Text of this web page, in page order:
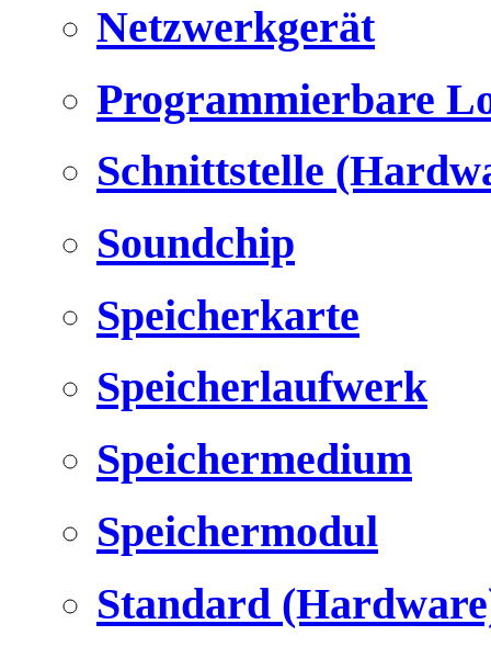
Netzwerkgerät
Programmierbare
Schnittstelle
Soundchip
Speicherkarte
Speicherlaufwerk
Speichermedium
Speichermodul
Standard